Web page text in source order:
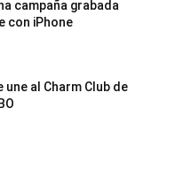
campaña grabada
con iPhone
une al Charm Club de